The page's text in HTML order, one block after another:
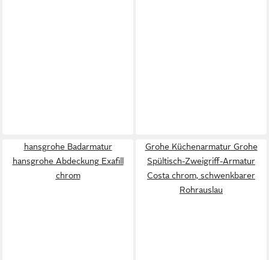
hansgrohe Badarmatur
hansgrohe Abdeckung Exafill
chrom
Grohe Küchenarmatur Grohe
Spültisch-Zweigriff-Armatur
Costa chrom, schwenkbarer
Rohrauslau